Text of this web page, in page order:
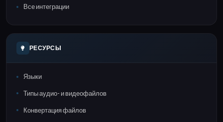
Все интеграции
РЕСУРСЫ
Языки
Типы аудио- и видеофайлов
Конвертация файлов